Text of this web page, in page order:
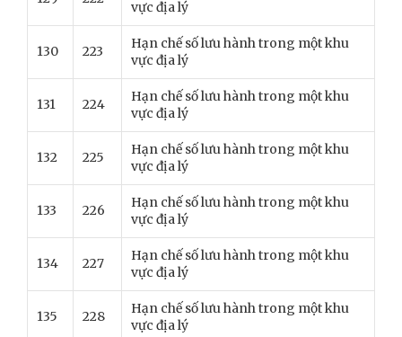
vực địa lý
130 223
Hạn chế số lưu hành trong một khu
vực địa lý
131 224
Hạn chế số lưu hành trong một khu
vực địa lý
132 225
Hạn chế số lưu hành trong một khu
vực địa lý
133 226
Hạn chế số lưu hành trong một khu
vực địa lý
134 227
Hạn chế số lưu hành trong một khu
vực địa lý
135 228
Hạn chế số lưu hành trong một khu
vực địa lý